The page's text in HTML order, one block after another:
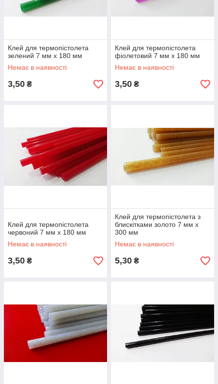
Клей для термопістолета
зелений 7 мм х 180 мм
Немає в наявності
3,50 ₴
Клей для термопістолета
фіолетовий 7 мм х 180 мм
Немає в наявності
3,50 ₴
Клей для термопістолета
червоний 7 мм х 180 мм
Немає в наявності
3,50 ₴
Клей для термопістолета з
блискітками золото 7 мм х
300 мм
Немає в наявності
5,30 ₴